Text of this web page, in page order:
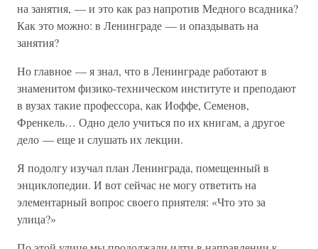
на занятия, — и это как раз напротив Медного всадника?
Как это можно: в Ленинграде — и опаздывать на
занятия?
Но главное — я знал, что в Ленинграде работают в
знаменитом физико-техническом институте и преподают
в вузах такие профессора, как Иоффе, Семенов,
Френкель… Одно дело учиться по их книгам, а другое
дело — еще и слушать их лекции.
Я подолгу изучал план Ленинграда, помещенный в
энциклопедии. И вот сейчас не могу ответить на
элементарный вопрос своего приятеля: «Что это за
улица?»